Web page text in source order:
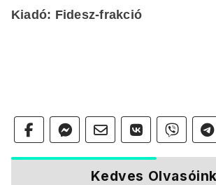
Kiadó: Fidesz-frakció
Kedves